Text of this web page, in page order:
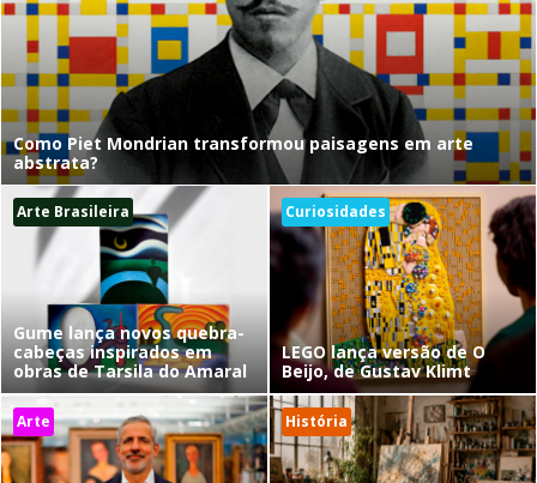
Como Piet Mondrian transformou paisagens em arte
abstrata?
Arte Brasileira
Gume lança novos quebra-
cabeças inspirados em
obras de Tarsila do Amaral
Curiosidades
LEGO lança versão de O
Beijo, de Gustav Klimt
Arte História